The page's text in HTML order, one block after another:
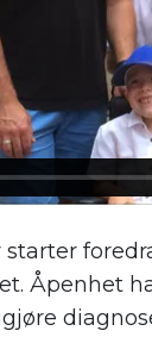
Åpenhet